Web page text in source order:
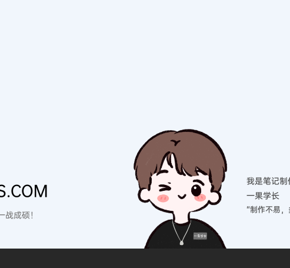
成硕！
我是笔记制
一果学长
“制作不易